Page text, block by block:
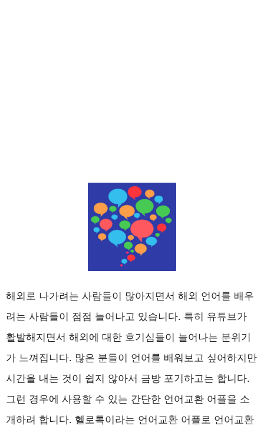
해외로 나가려는 사람들이 많아지면서 해외 언어를 배우
려는 사람들이 점점 늘어나고 있습니다. 특히 유튜브가
활발해지면서 해외에 대한 호기심들이 늘어나는 분위기
가 느껴집니다. 많은 분들이 언어를 배워보고 싶어하지만
시간을 내는 것이 쉽지 않아서 금방 포기하고는 합니다.
그런 경우에 사용할 수 있는 간단한 언어교환 어플을 소
개하려 합니다. 헬로톡이라는 언어교환 어플로 언어교환